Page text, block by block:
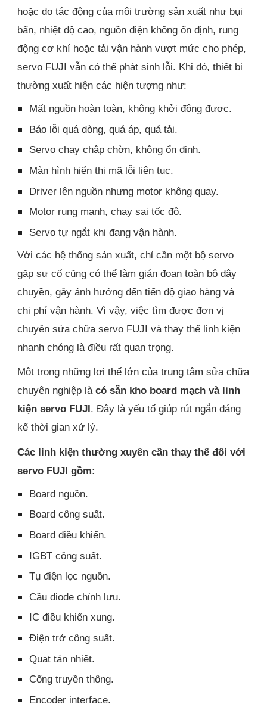
hoặc do tác động của môi trường sản xuất như bụi
bẩn, nhiệt độ cao, nguồn điện không ổn định, rung
động cơ khí hoặc tải vận hành vượt mức cho phép,
servo FUJI vẫn có thể phát sinh lỗi. Khi đó, thiết bị
thường xuất hiện các hiện tượng như:
Mất nguồn hoàn toàn, không khởi động được.
Báo lỗi quá dòng, quá áp, quá tải.
Servo chạy chập chờn, không ổn định.
Màn hình hiển thị mã lỗi liên tục.
Driver lên nguồn nhưng motor không quay.
Motor rung mạnh, chạy sai tốc độ.
Servo tự ngắt khi đang vận hành.
Với các hệ thống sản xuất, chỉ cần một bộ servo
gặp sự cố cũng có thể làm gián đoạn toàn bộ dây
chuyền, gây ảnh hưởng đến tiến độ giao hàng và
chi phí vận hành. Vì vậy, việc tìm được đơn vị
chuyên sửa chữa servo FUJI và thay thế linh kiện
nhanh chóng là điều rất quan trọng.
Một trong những lợi thế lớn của trung tâm sửa chữa
chuyên nghiệp làcó sẵn kho board mạch và linh
kiện servo FUJI. Đây là yếu tố giúp rút ngắn đáng
kể thời gian xử lý.
Các linh kiện thường xuyên cần thay thế đối với
servo FUJI gồm:
Board nguồn.
Board công suất.
Board điều khiển.
IGBT công suất.
Tụ điện lọc nguồn.
Cầu diode chỉnh lưu.
IC điều khiển xung.
Điện trở công suất.
Quạt tản nhiệt.
Cổng truyền thông.
Encoder interface.